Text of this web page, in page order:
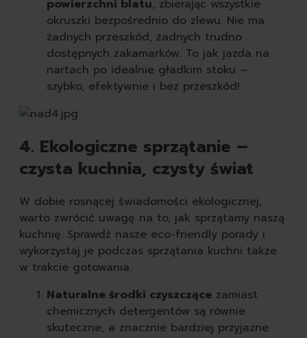
powierzchni blatu, zbierając wszystkie
okruszki bezpośrednio do zlewu. Nie ma
żadnych przeszkód, żadnych trudno
dostępnych zakamarków. To jak jazda na
nartach po idealnie gładkim stoku –
szybko, efektywnie i bez przeszkód!
4. Ekologiczne sprzątanie –
czysta kuchnia, czysty świat
W dobie rosnącej świadomości ekologicznej,
warto zwrócić uwagę na to, jak sprzątamy naszą
kuchnię. Sprawdź nasze eco-friendly porady i
wykorzystaj je podczas sprzątania kuchni także
w trakcie gotowania.
Naturalne środki czyszczące zamiast
chemicznych detergentów są równie
skuteczne, a znacznie bardziej przyjazne